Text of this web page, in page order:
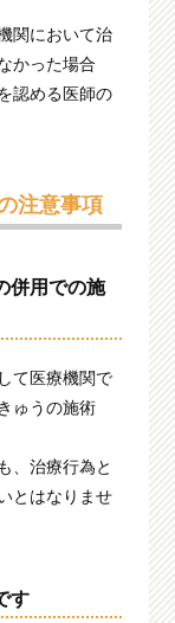
関において治
かった場合
認める医師の
注意事項
併用での施
て医療機関で
ゅうの施術
、治療行為と
とはなりませ
す